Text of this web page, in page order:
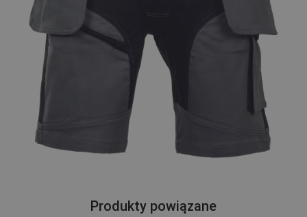
Produkty powiązane